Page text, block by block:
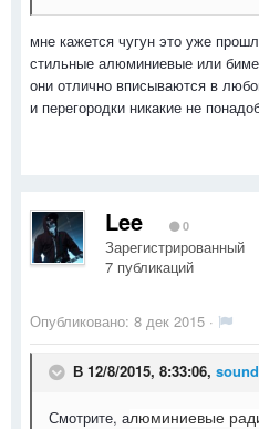
мне кажется чугун это уже
стильные алюминиевые или
они отлично вписываются в
и перегородки никакие не
Lee 0
Зарегистрированный
7 публикаций
Опубликовано: 8 дек 2015 ·
В 12/8/2015, 8:33:06,
Смотрите, алюминиевые